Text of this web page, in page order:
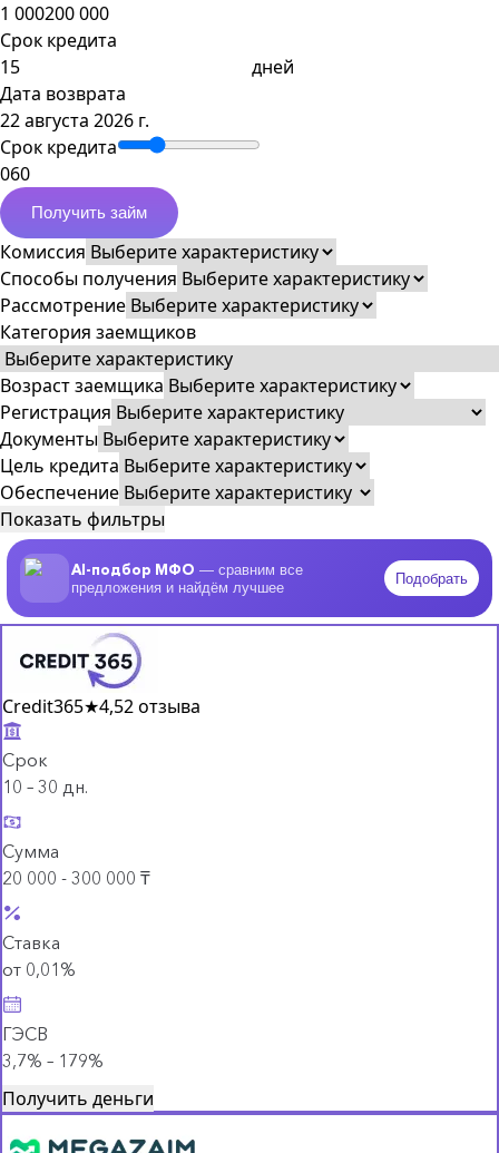
1 000200 000
Срок кредита
дней
Дата возврата
22 августа 2026 г.
Срок кредита
060
Получить займ
Комиссия
Способы получения
Рассмотрение
Категория заемщиков
Возраст заемщика
Регистрация
Документы
Цель кредита
Обеспечение
Показать фильтры
AI-подбор МФО — сравним все
предложения и найдём лучшее
Подобрать
Credit365★4,52 отзыва
Срок
10 – 30 дн.
Сумма
20 000 - 300 000 ₸
Ставка
от 0,01%
ГЭСВ
3,7% – 179%
Получить деньги